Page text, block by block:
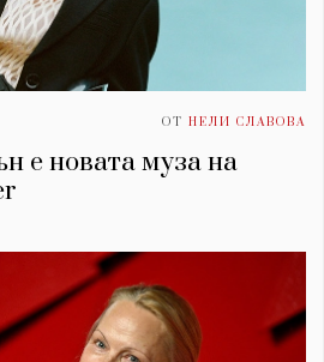
ОТ НЕЛИ СЛАВОВА
е новата муза на